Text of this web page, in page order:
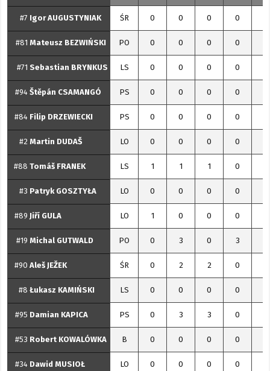
#7 IgorAUGUSTYNIAK ŚR 0 0 0 0
#81 Mateusz BEZWIŃSKI PO 0 0 0 0
#71 Sebastian BRYNKUS LS 0 0 0 0
#94 Štěpán CSAMANGÓ PS 0 0 0 0
#84 Filip DRZEWIECKI PS 0 0 0 0
#2 Martin DUDAŠ LO 0 0 0 0
#88 Tomáš FRANEK LS 1 1 1 0
#3 Patryk GOSZTYŁA LO 0 0 0 0
#89 Jiří GULA LO 1 0 0 0
#19 Michal GUTWALD PO 0 3 0 3
#90 AlešJEŽEK ŚR 0 2 2 0
#8 Łukasz KAMIŃSKI LS 0 0 0 0
#95 Damian KAPICA PS 0 3 3 0
#53 Robert KOWALÓWKA B 0 0 0 0
#34 Dawid MUSIOŁ LO 0 0 0 0